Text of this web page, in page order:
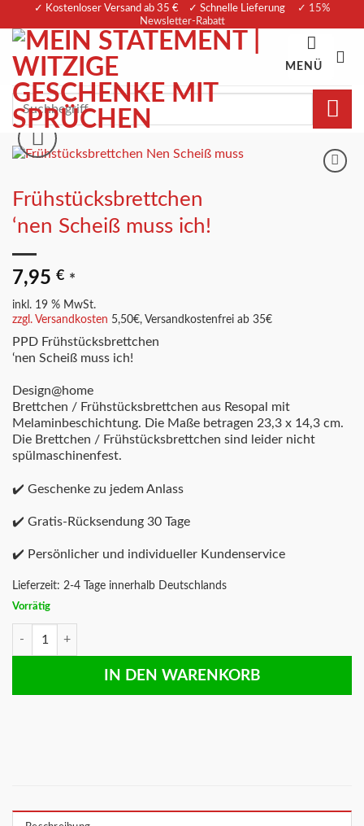
springen
✓ Kostenloser Versand ab 35 € ✓ Schnelle Lieferung
✓ 15%
Newsletter-Rabatt
MENÜ
Suchen
nach:
Merkliste
Frühstücksbrettchen
‘nen Scheiß muss ich!
7,95 € *
inkl. 19 % MwSt.
zzgl. Versandkosten 5,50€, Versandkostenfrei ab 35€
PPD Frühstücksbrettchen
‘nen Scheiß muss ich!
Design@home
Brettchen / Frühstücksbrettchen aus Resopal mit
Melaminbeschichtung. Die Maße betragen 23,3 x 14,3 cm.
Die Brettchen / Frühstücksbrettchen sind leider nicht
spülmaschinenfest.
✔️ Geschenke zu jedem Anlass
✔️ Gratis-Rücksendung 30 Tage
✔️ Persönlicher und individueller Kundenservice
Lieferzeit: 2-4 Tage innerhalb Deutschlands
Vorrätig
IN DEN WARENKORB